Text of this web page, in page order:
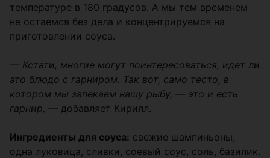
температуре в 180 градусов. А мы тем временем
не остаемся без дела и концентрируемся на
приготовлении соуса.
— Кстати, многие могут поинтересоваться, идет ли
это блюдо с гарниром. Так вот, само тесто, в
котором мы запекаем нашу рыбу, — это и есть
гарнир, — добавляет Кирилл.
Ингредиенты для соуса: свежие шампиньоны,
одна луковица, сливки, соевый соус, соль, базилик.